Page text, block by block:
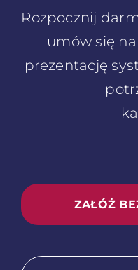
Rozpocznij
umów się
prezentację
ZAŁÓŻ